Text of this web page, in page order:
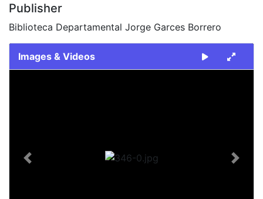
Publisher
Biblioteca Departamental Jorge Garces Borrero
Images & Videos
Previous Next